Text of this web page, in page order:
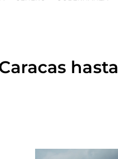
hasta